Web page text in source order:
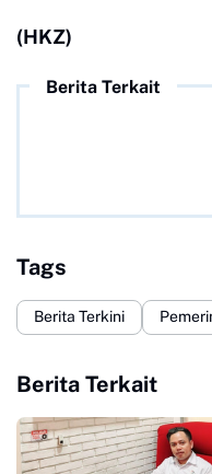
(HKZ)
Berita Terkait
Tags
Berita Terkini
Berita Terkait